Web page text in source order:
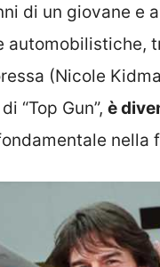
di un giovane e
automobilistiche,
(Nicole
“Top Gun”, è
nella